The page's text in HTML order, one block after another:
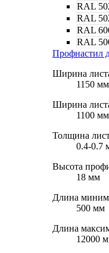
RAL
RAL
RAL
RAL
Профнастил
Ширина
1150 мм
Ширина
1100 мм
Толщина
0.4-0.7
Высота
18 мм
Длина
500 мм
Длина
12000